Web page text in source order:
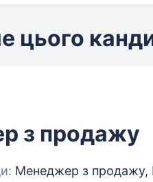
цього
з продажу
Менеджер з продажу,